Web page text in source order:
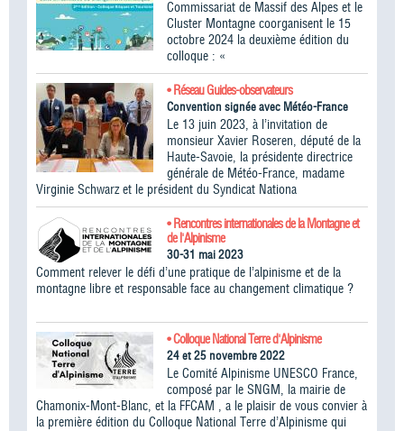
Commissariat de Massif des Alpes et le
Cluster Montagne coorganisent le 15
octobre 2024 la deuxième édition du
colloque : «
• Réseau Guides-observateurs
Convention signée avec Météo-France
Le 13 juin 2023, à l’invitation de
monsieur Xavier Roseren, député de la
Haute-Savoie, la présidente directrice
générale de Météo-France, madame
Virginie Schwarz et le président du Syndicat Nationa
• Rencontres internationales de la Montagne et
de l'Alpinisme
30-31 mai 2023
Comment relever le défi d’une pratique de l’alpinisme et de la
montagne libre et responsable face au changement climatique ?
• Colloque National Terre d'Alpinisme
24 et 25 novembre 2022
Le Comité Alpinisme UNESCO France,
composé par le SNGM, la mairie de
Chamonix-Mont-Blanc, et la FFCAM , a le plaisir de vous convier à
la première édition du Colloque National Terre d’Alpinisme qui